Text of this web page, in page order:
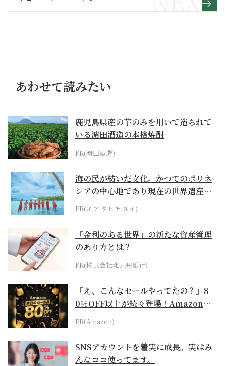
あわせて読みたい
鹿児島県産の芋のみを用いて造られて
いる濵田酒造の本格焼酎
PR(濵田酒造)
海の民が紡いだ文化。かつてのポリネ
シアの中心地であり現在の世界遺産か
らみえてくる...
PR(エア タヒチ ヌイ)
「金利のある世界」の新たな資産管理
のあり方とは？
PR(株式会社北九州銀行)
「え、こんなセールやってたの？」8
0％OFF以上が続々登場！Amazonの
本気が...
PR(Amazon)
SNSアカウントを着実に成長。実はみ
んなココ使ってます。